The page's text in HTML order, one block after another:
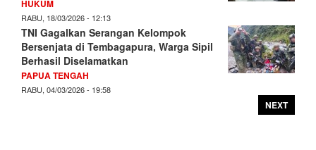
HUKUM
RABU, 18/03/2026 - 12:13
TNI Gagalkan Serangan Kelompok
Bersenjata di Tembagapura, Warga Sipil
Berhasil Diselamatkan
PAPUA TENGAH
RABU, 04/03/2026 - 19:58
NEXT